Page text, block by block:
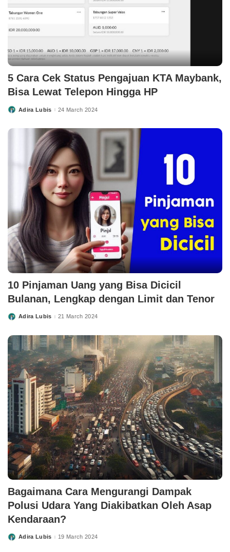
5 Cara Cek Status Pengajuan KTA Maybank,
Bisa Lewat Telepon Hingga HP
PostedAdira Lubis 24 March 2024
10 Pinjaman Uang yang Bisa Dicicil
Bulanan, Lengkap dengan Limit dan Tenor
PostedAdira Lubis 21 March 2024
Bagaimana Cara Mengurangi Dampak
Polusi Udara Yang Diakibatkan Oleh Asap
Kendaraan?
PostedAdira Lubis 19 March 2024